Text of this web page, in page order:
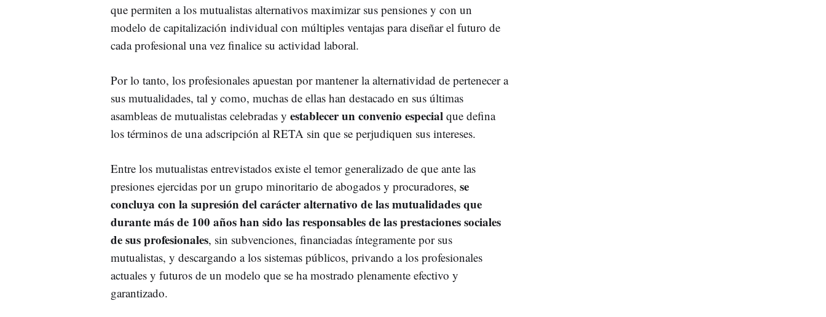
que permiten a los mutualistas alternativos maximizar sus pensiones y con un
modelo de capitalización individual con múltiples ventajas para diseñar el futuro de
cada profesional una vez finalice su actividad laboral.
Por lo tanto, los profesionales apuestan por mantener la alternatividad de pertenecer a
sus mutualidades, tal y como, muchas de ellas han destacado en sus últimas
asambleas de mutualistas celebradas y establecer un convenio especial que defina
los términos de una adscripción al RETA sin que se perjudiquen sus intereses.
Entre los mutualistas entrevistados existe el temor generalizado de que ante las
presiones ejercidas por un grupo minoritario de abogados y procuradores, se
concluya con la supresión del carácter alternativo de las mutualidades que
durante más de 100 años han sido las responsables de las prestaciones sociales
de sus profesionales, sin subvenciones, financiadas íntegramente por sus
mutualistas, y descargando a los sistemas públicos, privando a los profesionales
actuales y futuros de un modelo que se ha mostrado plenamente efectivo y
garantizado.